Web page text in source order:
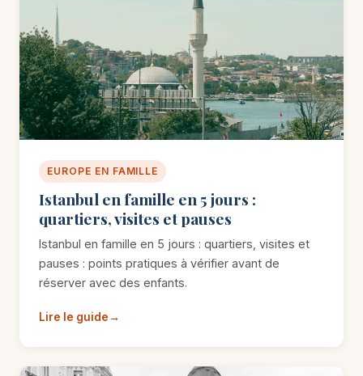
EUROPE EN FAMILLE
Istanbul en famille en 5 jours :
quartiers, visites et pauses
Istanbul en famille en 5 jours : quartiers, visites et
pauses : points pratiques à vérifier avant de
réserver avec des enfants.
Lire le guide